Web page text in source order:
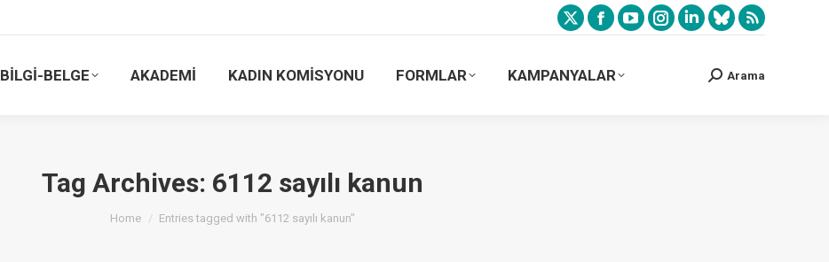
BİLGİ-BELGE AKADEMİ KADIN KOMİSYONU FORMLAR KAMPANYALAR Arama
Tag Archives: 6112 sayılı kanun
You are here:
Home Entries tagged with "6112 sayılı kanun"